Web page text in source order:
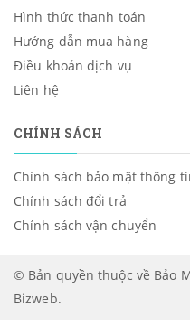
Hình thức thanh toán
Hướng dẫn mua hàng
Điều khoản dịch vụ
Liên hệ
CHÍNH SÁCH
Chính sách bảo mật thông
Chính sách đổi trả
Chính sách vận chuyển
© Bản quyền thuộc về Bảo
Bizweb.